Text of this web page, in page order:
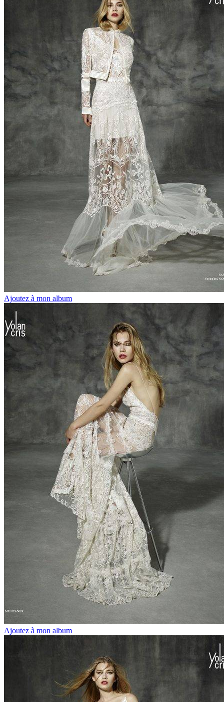
Ajoutez à mon album
Ajoutez à mon album